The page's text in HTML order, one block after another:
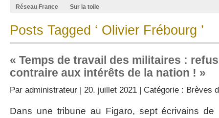
Réseau France
Sur la toile
Posts Tagged ‘ Olivier Frébourg ’
« Temps de travail des militaires :
contraire aux intérêts de la nation ! »
Par administrateur | 20. juillet 2021 | Catégorie : Brèves
Dans une tribune au Figaro, sept écrivains de